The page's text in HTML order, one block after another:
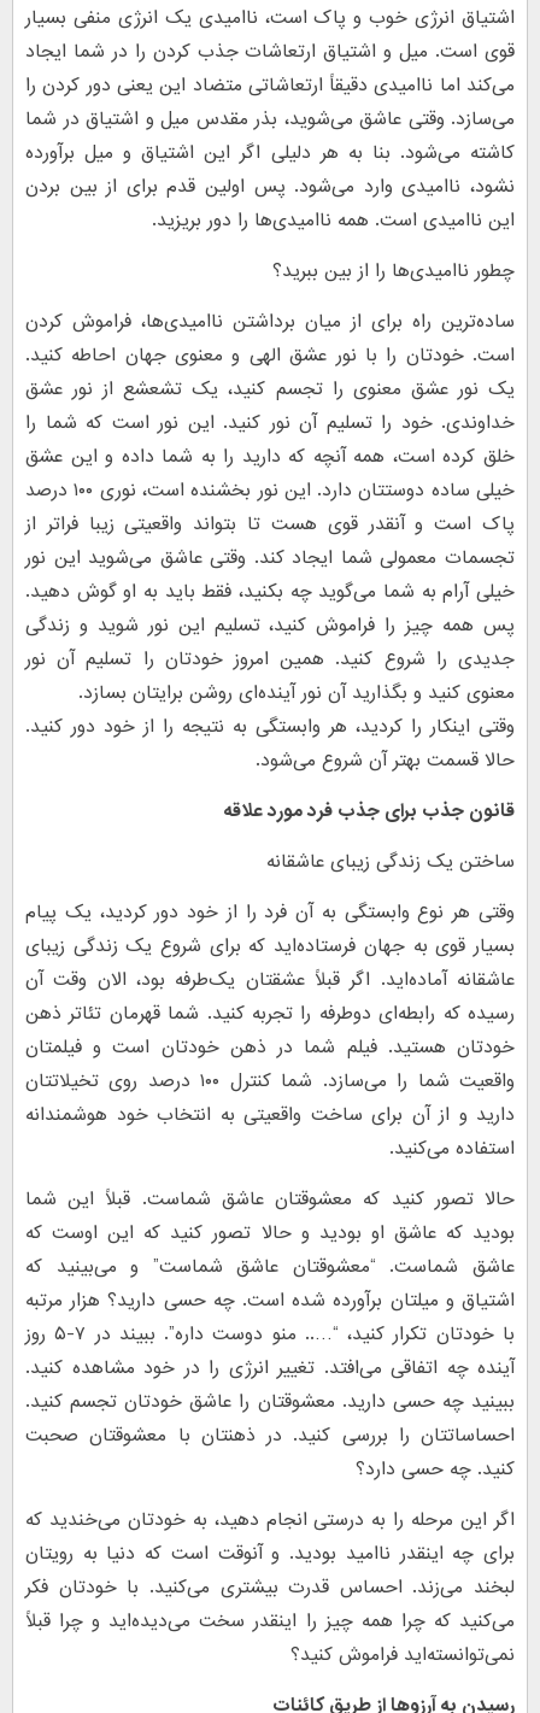
اشتیاق انرژی خوب و پاک است، ناامیدی یک انرژی منفی بسیار
قوی است. میل و اشتیاق ارتعاشات جذب کردن را در شما ایجاد
می‌کند اما ناامیدی دقیقاً ارتعاشاتی متضاد این یعنی دور کردن را
می‌سازد. وقتی عاشق می‌شوید، بذر مقدس میل و اشتیاق در شما
کاشته می‌شود. بنا به هر دلیلی اگر این اشتیاق و میل برآورده
نشود، ناامیدی وارد می‌شود. پس اولین قدم برای از بین بردن
این ناامیدی است. همه ناامیدی‌ها را دور بریزید.
چطور ناامیدی‌ها را از بین ببرید؟
ساده‌ترین راه برای از میان برداشتن ناامیدی‌ها، فراموش کردن
است. خودتان را با نور عشق الهی و معنوی جهان احاطه کنید.
یک نور عشق معنوی را تجسم کنید، یک تشعشع از نور عشق
خداوندی. خود را تسلیم آن نور کنید. این نور است که شما را
خلق کرده است، همه آنچه که دارید را به شما داده و این عشق
خیلی ساده دوستتان دارد. این نور بخشنده است، نوری ۱۰۰ درصد
پاک است و آنقدر قوی هست تا بتواند واقعیتی زیبا فراتر از
تجسمات معمولی شما ایجاد کند. وقتی عاشق می‌شوید این نور
خیلی آرام به شما می‌گوید چه بکنید، فقط باید به او گوش دهید.
پس همه چیز را فراموش کنید، تسلیم این نور شوید و زندگی
جدیدی را شروع کنید. همین امروز خودتان را تسلیم آن نور
معنوی کنید و بگذارید آن نور آینده‌ای روشن برایتان بسازد.
وقتی اینکار را کردید، هر وابستگی به نتیجه را از خود دور کنید.
حالا قسمت بهتر آن شروع می‌شود.
قانون جذب برای جذب فرد مورد علاقه
ساختن یک زندگی زیبای عاشقانه
وقتی هر نوع وابستگی به آن فرد را از خود دور کردید، یک پیام
بسیار قوی به جهان فرستاده‌اید که برای شروع یک زندگی زیبای
عاشقانه آماده‌اید. اگر قبلاً عشقتان یک‌طرفه بود، الان وقت آن
رسیده که رابطه‌ای دو‌طرفه را تجربه کنید. شما قهرمان تئاتر ذهن
خودتان هستید. فیلم شما در ذهن خودتان است و فیلمتان
واقعیت شما را می‌سازد. شما کنترل ۱۰۰ درصد روی تخیلاتتان
دارید و از آن برای ساخت واقعیتی به انتخاب خود هوشمندانه
استفاده می‌کنید.
حالا تصور کنید که معشوقتان عاشق شماست. قبلاً این شما
بودید که عاشق او بودید و حالا تصور کنید که این اوست که
عاشق شماست. “معشوقتان عاشق شماست” و می‌بینید که
اشتیاق و میلتان برآورده شده است. چه حسی دارید؟ هزار مرتبه
با خودتان تکرار کنید، “….. منو دوست داره”. ببیند در ۷-۵ روز
آینده چه اتفاقی می‌افتد. تغییر انرژی را در خود مشاهده کنید.
ببینید چه حسی دارید. معشوقتان را عاشق خودتان تجسم کنید.
احساساتتان را بررسی کنید. در ذهنتان با معشوقتان صحبت
کنید. چه حسی دارد؟
اگر این مرحله را به درستی انجام دهید، به خودتان می‌خندید که
برای چه اینقدر ناامید بودید. و آنوقت است که دنیا به رویتان
لبخند می‌زند. احساس قدرت بیشتری می‌کنید. با خودتان فکر
می‌کنید که چرا همه چیز را اینقدر سخت می‌دیده‌اید و چرا قبلاً
نمی‌توانسته‌اید فراموش کنید؟
رسیدن به آرزوها از طریق کائنات